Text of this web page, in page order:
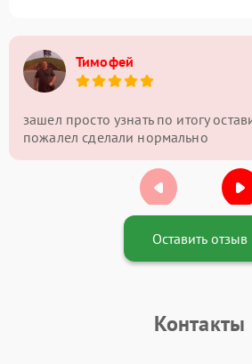
Тимофей
зашел просто узнать по итогу
пожалел сделали нормально
Оставить отзыв
Контакты